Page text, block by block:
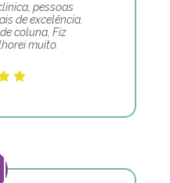
pessoas
de excelência.
coluna, Fiz
muito.